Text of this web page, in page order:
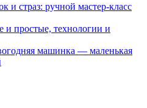
и страз: ручной мастер-класс
и простые, технологии и
машинка — маленькая